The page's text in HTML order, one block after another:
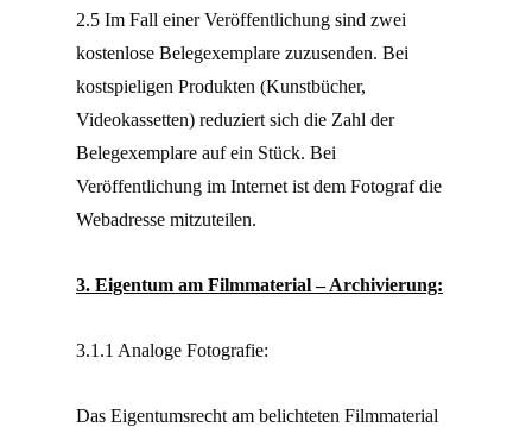
2.5 Im Fall einer Veröffentlichung sind zwei
kostenlose Belegexemplare zuzusenden. Bei
kostspieligen Produkten (Kunstbücher,
Videokassetten) reduziert sich die Zahl der
Belegexemplare auf ein Stück. Bei
Veröffentlichung im Internet ist dem Fotograf die
Webadresse mitzuteilen.
3. Eigentum am Filmmaterial – Archivierung:
3.1.1 Analoge Fotografie:
Das Eigentumsrecht am belichteten Filmmaterial